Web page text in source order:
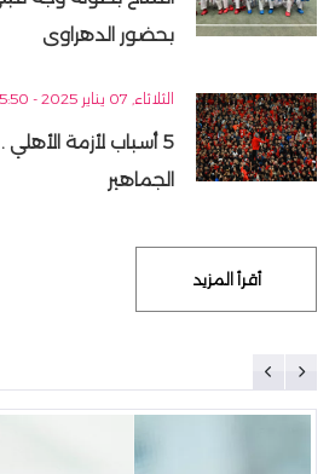
بحضور الدهراوى
الثلاثاء, 07 يناير 2025 - 05:50 م
5 أسباب لأزمة
الجماهير
أقرأ المزيد